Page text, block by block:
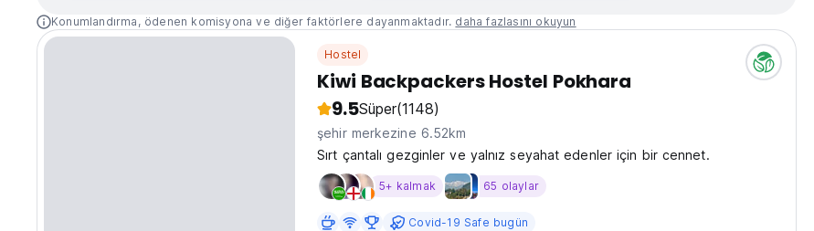
Konumlandırma, ödenen komisyona ve diğer faktörlere dayanmaktadır. daha fazlasını okuyun
Hostel
Kiwi Backpackers Hostel Pokhara
9.5Süper(1148)
şehir merkezine 6.52km
Sırt çantalı gezginler ve yalnız seyahat edenler için bir cennet.
5+ kalmak 65 olaylar
Covid-19 Safe bugün